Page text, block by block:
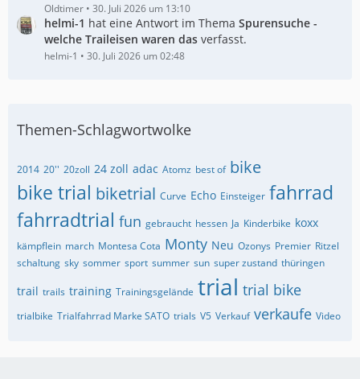
Oldtimer 30. Juli 2026 um 13:10
helmi-1 hat eine Antwort im Thema Spurensuche -
welche Traileisen waren das verfasst.
helmi-1 30. Juli 2026 um 02:48
Themen-Schlagwortwolke
2014 20'' 20zoll 24 zoll adac Atomz best of bike
bike trial biketrial Curve Echo Einsteiger fahrrad
fahrradtrial fun gebraucht hessen Ja Kinderbike koxx
kämpflein march Montesa Cota Monty Neu Ozonys Premier Ritzel
schaltung sky sommer sport summer sun super zustand thüringen
trail trails training Trainingsgelände trial trial bike
trialbike Trialfahrrad Marke SATO trials V5 Verkauf verkaufe Video